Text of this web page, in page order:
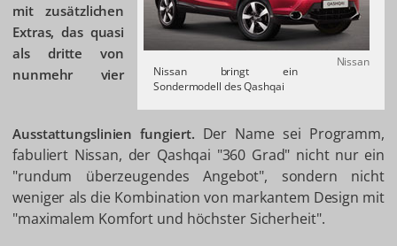
Nissan
Nissan bringt ein
Sondermodell des Qashqai
mit zusätzlichen
Extras, das quasi
als dritte von
nunmehr vier
Ausstattungslinien fungiert. Der Name sei Programm,
fabuliert Nissan, der Qashqai "360 Grad" nicht nur ein
"rundum überzeugendes Angebot", sondern nicht
weniger als die Kombination von markantem Design mit
"maximalem Komfort und höchster Sicherheit".